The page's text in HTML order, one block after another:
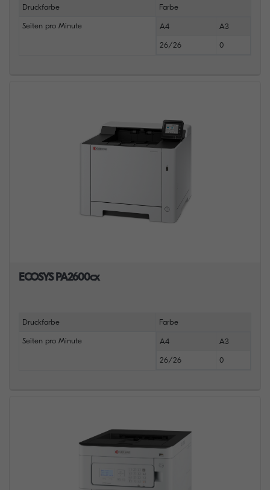
Druckfarbe Farbe
Seiten pro Minute A4 A3
26/26 0
ECOSYS PA2600cx
Druckfarbe Farbe
Seiten pro Minute A4 A3
26/26 0